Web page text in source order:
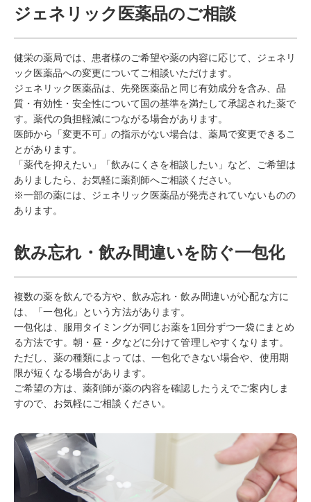
ジェネリック医薬品のご相談
健栄の薬局では、患者様のご希望や薬の内容に応じて、ジェネリ
ック医薬品への変更についてご相談いただけます。
ジェネリック医薬品は、先発医薬品と同じ有効成分を含み、品
質・有効性・安全性について国の基準を満たして承認された薬で
す。薬代の負担軽減につながる場合があります。
医師から「変更不可」の指示がない場合は、薬局で変更できるこ
とがあります。
「薬代を抑えたい」「飲みにくさを相談したい」など、ご希望は
ありましたら、お気軽に薬剤師へご相談ください。
※一部の薬には、ジェネリック医薬品が発売されていないものの
あります。
飲み忘れ・飲み間違いを防ぐ一包化
複数の薬を飲んでる方や、飲み忘れ・飲み間違いが心配な方に
は、「一包化」という方法があります。
一包化は、服用タイミングが同じお薬を1回分ずつ一袋にまとめ
る方法です。朝・昼・夕などに分けて管理しやすくなります。
ただし、薬の種類によっては、一包化できない場合や、使用期
限が短くなる場合があります。
ご希望の方は、薬剤師が薬の内容を確認したうえでご案内しま
すので、お気軽にご相談ください。